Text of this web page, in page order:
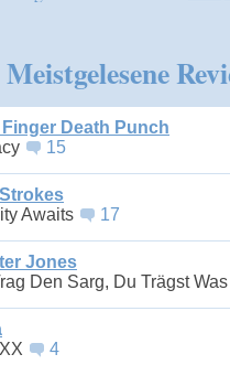
Meistgelesene
Finger Death Punch
15
Awaits
17
Jones
Den Sarg, Du Trägst
4